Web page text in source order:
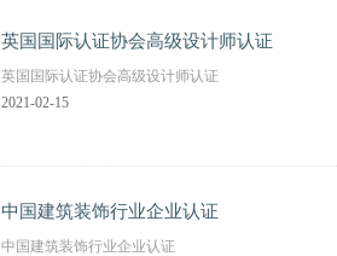
英国国际认证协会高级设计师认证
英国国际认证协会高级设计师认证
2021-02-15
中国建筑装饰行业企业认证
中国建筑装饰行业企业认证